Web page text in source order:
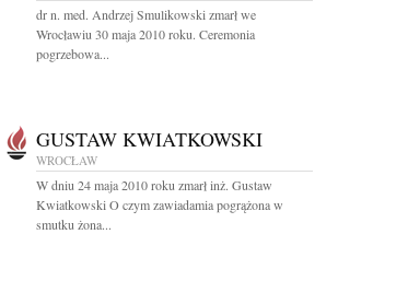
dr n. med. Andrzej Smulikowski zmarł we
Wrocławiu 30 maja 2010 roku. Ceremonia
pogrzebowa...
GUSTAW KWIATKOWSKI
WROCŁAW
W dniu 24 maja 2010 roku zmarł inż. Gustaw
Kwiatkowski O czym zawiadamia pogrążona w
smutku żona...